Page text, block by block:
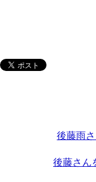
後藤雨
後藤さん